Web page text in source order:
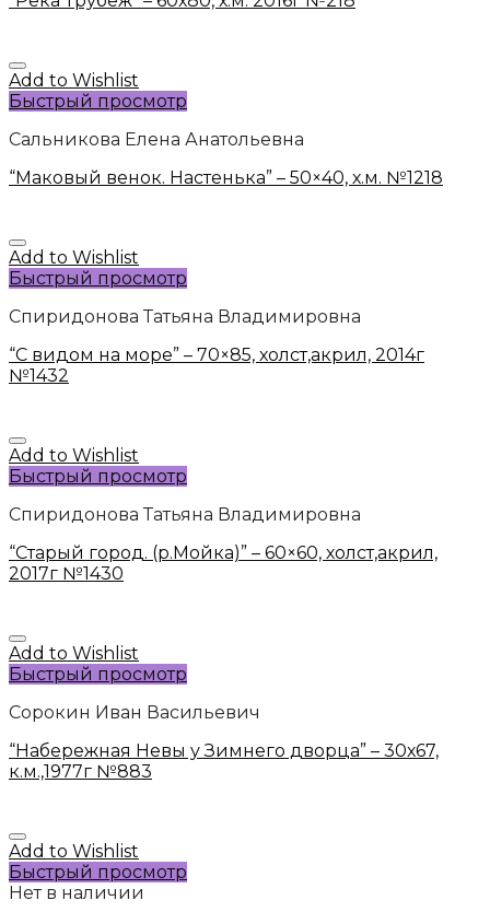
Add to Wishlist
Быстрый просмотр
Сальникова Елена Анатольевна
“Маковый венок. Настенька” – 50×40, х.м. №1218
Add to Wishlist
Быстрый просмотр
Спиридонова Татьяна Владимировна
“С видом на море” – 70×85, холст,акрил, 2014г
№1432
Add to Wishlist
Быстрый просмотр
Спиридонова Татьяна Владимировна
“Старый город. (р.Мойка)” – 60×60, холст,акрил,
2017г №1430
Add to Wishlist
Быстрый просмотр
Сорокин Иван Васильевич
“Набережная Невы у Зимнего дворца” – 30х67,
к.м.,1977г №883
Add to Wishlist
Быстрый просмотр
Нет в наличии